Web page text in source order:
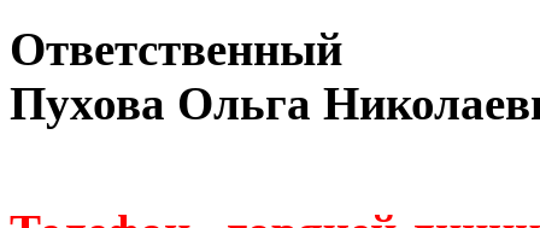
Ответственный
Пухова Ольга